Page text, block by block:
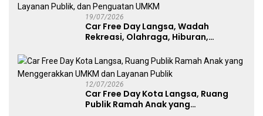
19/07/2026
Car Free Day Langsa, Wadah
Rekreasi, Olahraga, Hiburan,
UMKM
12/07/2026
Car Free Day Kota Langsa, Ruang
Publik Ramah Anak yang